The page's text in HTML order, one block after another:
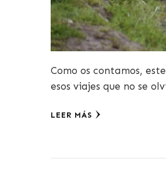
Como os contamos,
esos viajes que no se
LEER MÁS